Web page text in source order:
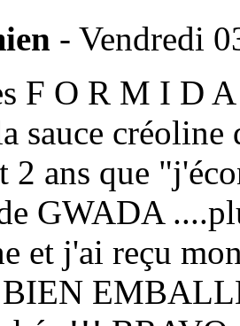
- Vendredi
F O R M I D
sauce
2 ans que
GWADA
et j'ai reçu